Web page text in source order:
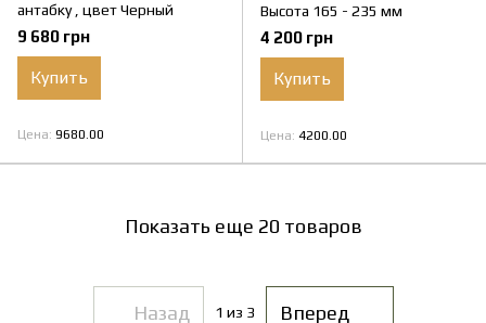
антабку , цвет Черный
9 680 грн
Купить
Цена 9680.00
Высота 165 - 235 мм
4 200 грн
Купить
Цена 4200.00
Показать еще 20 товаров
Назад 1 из 3 Вперед